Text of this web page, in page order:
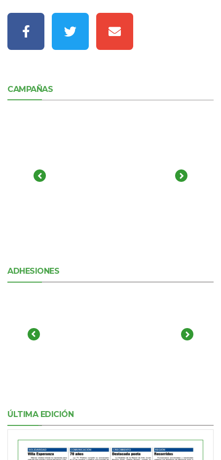
CAMPAÑAS
ADHESIONES
ÚLTIMA EDICIÓN